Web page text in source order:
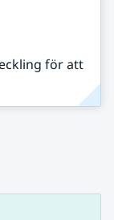
för att